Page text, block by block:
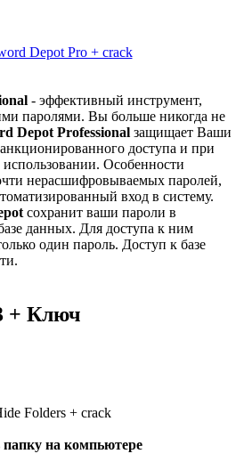
- эффективный инструмент,
паролями. Вы больше никогда не
Depot Professional защищает Ваши
доступа и при
Особенности
нерасшифровываемых паролей,
вход в систему.
сохранит ваши пароли в
данных. Для доступа к ним
один пароль. Доступ к базе
+ Ключ
на компьютере